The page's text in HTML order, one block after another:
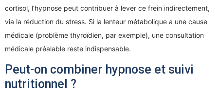
cortisol, l’hypnose peut contribuer à lever ce frein indirectement,
via la réduction du stress. Si la lenteur métabolique a une cause
médicale (problème thyroïdien, par exemple), une consultation
médicale préalable reste indispensable.
Peut-on combiner hypnose et suivi
nutritionnel ?